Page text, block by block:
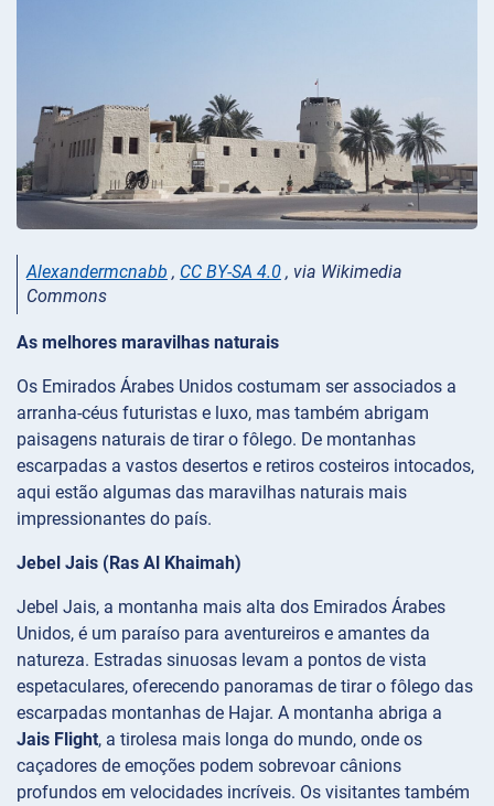
Alexandermcnabb , CC BY-SA 4.0 , via Wikimedia
Commons
As melhores maravilhas naturais
Os Emirados Árabes Unidos costumam ser associados a
arranha-céus futuristas e luxo, mas também abrigam
paisagens naturais de tirar o fôlego. De montanhas
escarpadas a vastos desertos e retiros costeiros intocados,
aqui estão algumas das maravilhas naturais mais
impressionantes do país.
Jebel Jais (Ras Al Khaimah)
Jebel Jais, a montanha mais alta dos Emirados Árabes
Unidos, é um paraíso para aventureiros e amantes da
natureza. Estradas sinuosas levam a pontos de vista
espetaculares, oferecendo panoramas de tirar o fôlego das
escarpadas montanhas de Hajar. A montanha abriga a
Jais Flight, a tirolesa mais longa do mundo, onde os
caçadores de emoções podem sobrevoar cânions
profundos em velocidades incríveis. Os visitantes também